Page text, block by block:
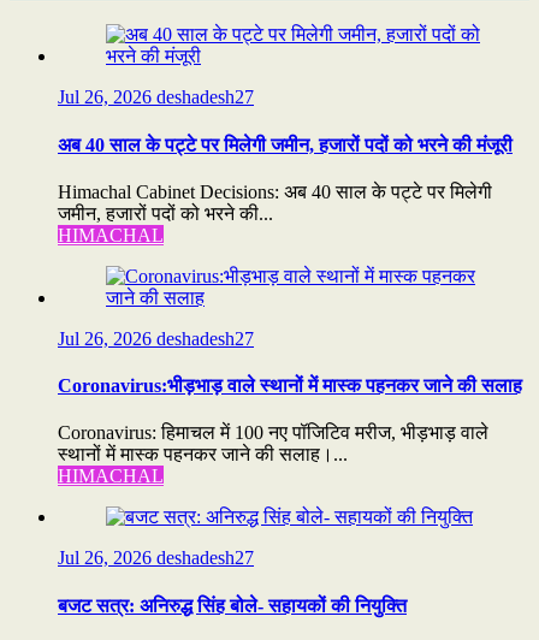
Jul 26, 2026 deshadesh27
अब 40 साल के पट्टे पर मिलेगी जमीन, हजारों पदों को भरने की मंजूरी
Himachal Cabinet Decisions: अब 40 साल के पट्टे पर मिलेगी
जमीन, हजारों पदों को भरने की...
HIMACHAL
Jul 26, 2026 deshadesh27
Coronavirus:भीड़भाड़ वाले स्थानों में मास्क पहनकर जाने की सलाह
Coronavirus: हिमाचल में 100 नए पॉजिटिव मरीज, भीड़भाड़ वाले
स्थानों में मास्क पहनकर जाने की सलाह।...
HIMACHAL
Jul 26, 2026 deshadesh27
बजट सत्र: अनिरुद्ध सिंह बोले- सहायकों की नियुक्ति